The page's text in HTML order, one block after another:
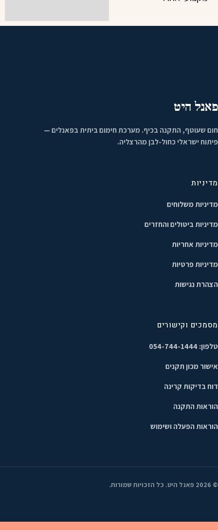
פאנל היט
חום שעוטף, התקנה בכיף. מערכת חימום ביתית בפאנלים —
פיתוח ישראלי כחול-לבן מהרצליה.
מדיניות
מדיניות משלוחים
מדיניות ביטולים והחזרים
מדיניות אחריות
מדיניות פרטיות
הצהרת נגישות
מסמכים וקישורים
טלפון: 054-744-1444
אישור מכון תקנים
דוח בדיקות קרינה
הוראות התקנה
הוראות הפעלה ושימוש
©
2026 פאנל היט. כל הזכויות שמורות.